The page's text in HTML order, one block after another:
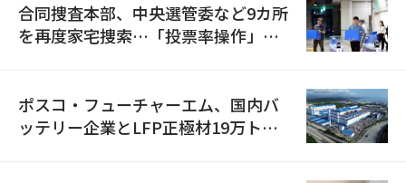
合同捜査本部、中央選管委など9カ所
を再度家宅捜索…「投票率操作」の
ポスコ・フューチャーエム、国内バ
ッテリー企業とLFP正極材19万トン